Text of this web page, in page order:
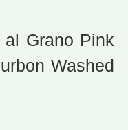
Grano Pink
Washed